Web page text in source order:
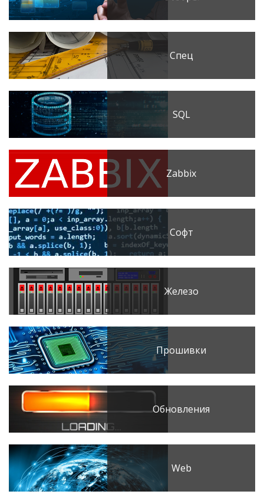
Спец
SQL
Zabbix
Софт
Железо
Прошивки
Обновления
Web